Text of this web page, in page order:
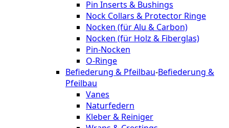
Pin Inserts & Bushings
Nock Collars & Protector Ringe
Nocken (für Alu & Carbon)
Nocken (für Holz & Fiberglas)
Pin-Nocken
O-Ringe
Befiederung & Pfeilbau-Befiederung &
Pfeilbau
Vanes
Naturfedern
Kleber & Reiniger